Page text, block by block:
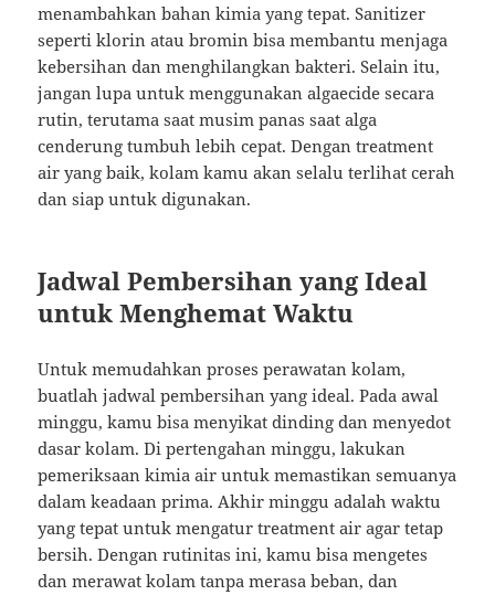
menambahkan bahan kimia yang tepat. Sanitizer
seperti klorin atau bromin bisa membantu menjaga
kebersihan dan menghilangkan bakteri. Selain itu,
jangan lupa untuk menggunakan algaecide secara
rutin, terutama saat musim panas saat alga
cenderung tumbuh lebih cepat. Dengan treatment
air yang baik, kolam kamu akan selalu terlihat cerah
dan siap untuk digunakan.
Jadwal Pembersihan yang Ideal
untuk Menghemat Waktu
Untuk memudahkan proses perawatan kolam,
buatlah jadwal pembersihan yang ideal. Pada awal
minggu, kamu bisa menyikat dinding dan menyedot
dasar kolam. Di pertengahan minggu, lakukan
pemeriksaan kimia air untuk memastikan semuanya
dalam keadaan prima. Akhir minggu adalah waktu
yang tepat untuk mengatur treatment air agar tetap
bersih. Dengan rutinitas ini, kamu bisa mengetes
dan merawat kolam tanpa merasa beban, dan